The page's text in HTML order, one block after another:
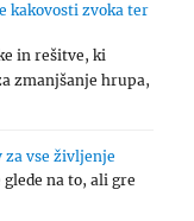
kakovosti zvoka ter
in rešitve, ki
zmanjšanje hrupa,
vse življenje
glede na to, ali gre